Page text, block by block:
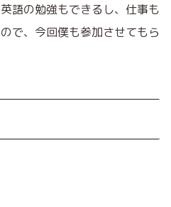
語の勉強もできるし、仕事も
で、今回僕も参加させてもら